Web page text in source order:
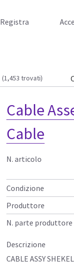
Registra
(1,453 trovati)
Cable
Cable
N. articolo
Condizione
Produttore
N. parte produttore
Descrizione
CABLE ASSY